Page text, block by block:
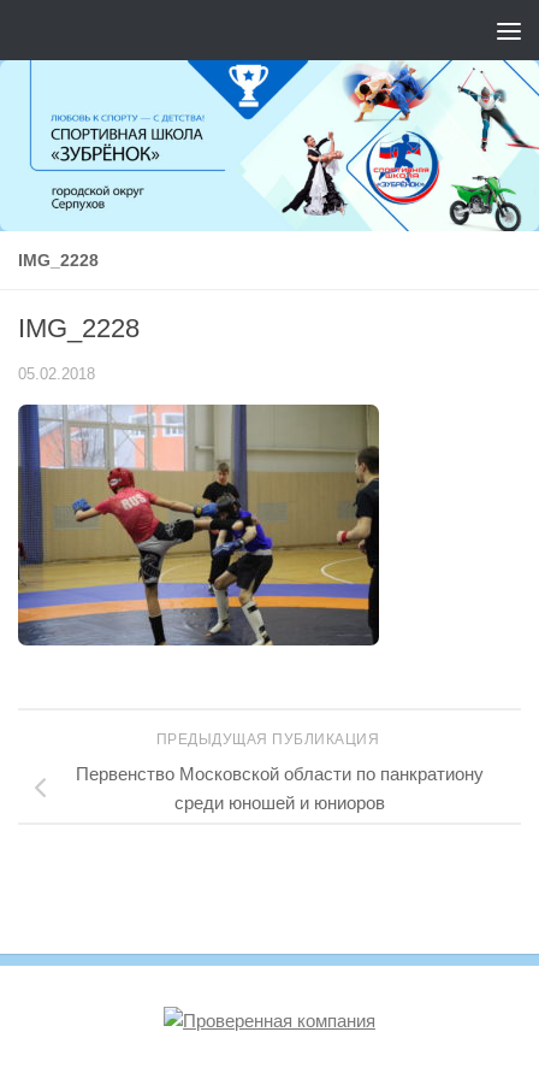
IMG_2228
IMG_2228
05.02.2018
ПРЕДЫДУЩАЯ ПУБЛИКАЦИЯ
Первенство Московской области по панкратиону
среди юношей и юниоров